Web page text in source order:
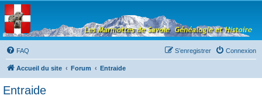
Les Marmottes de
Savoie
Forum d'entraide généalogique
FAQ
Connexion
S’enregistrer
Accueil du site Forum Entraide
Entraide